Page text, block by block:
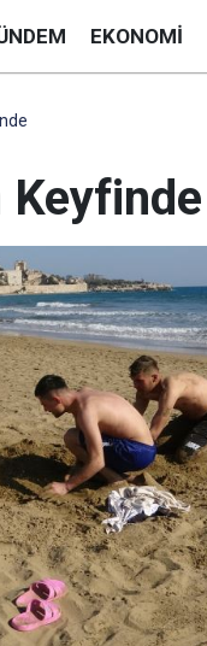
EKONOMI
Keyfinde